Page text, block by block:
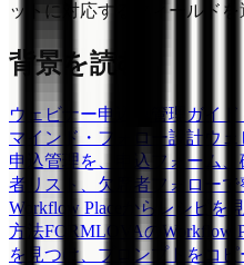
ットに対応するフィールドを
背景を読む
ウェビナー申込み管理ガイ
マインド・フォロー設計 ウ
申込管理を、申込フォーム
者リスト、欠席者フォローで
Workflow Placeからレシピを
方法FORMLOVAのWorkflow
を見つけ、プロンプトをコ